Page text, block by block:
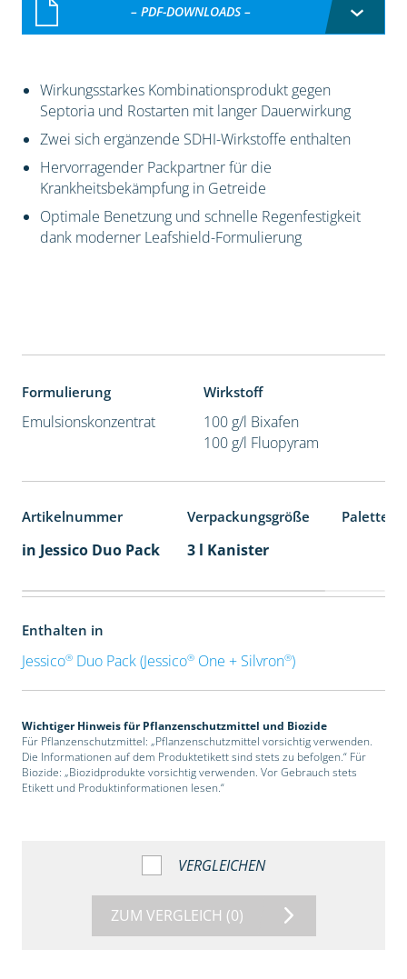
– PDF-DOWNLOADS –
Wirkungsstarkes Kombinationsprodukt gegen
Septoria und Rostarten mit langer Dauerwirkung
Zwei sich ergänzende SDHI-Wirkstoffe enthalten
Hervorragender Packpartner für die
Krankheitsbekämpfung in Getreide
Optimale Benetzung und schnelle Regenfestigkeit
dank moderner Leafshield-Formulierung
Formulierung
Emulsionskonzentrat
Wirkstoff
100 g/l Bixafen
100 g/l Fluopyram
Artikelnummer Verpackungsgröße
in Jessico Duo Pack 3 l Kanister
Enthalten in
Jessico®Duo Pack (Jessico®One + Silvron®)
Wichtiger Hinweis für Pflanzenschutzmittel und Biozide
Für Pflanzenschutzmittel: „Pflanzenschutzmittel vorsichtig verwenden.
Die Informationen auf dem Produktetikett sind stets zu befolgen.“ Für
Biozide: „Biozidprodukte vorsichtig verwenden. Vor Gebrauch stets
Etikett und Produktinformationen lesen.“
VERGLEICHEN
ZUM VERGLEICH (0)